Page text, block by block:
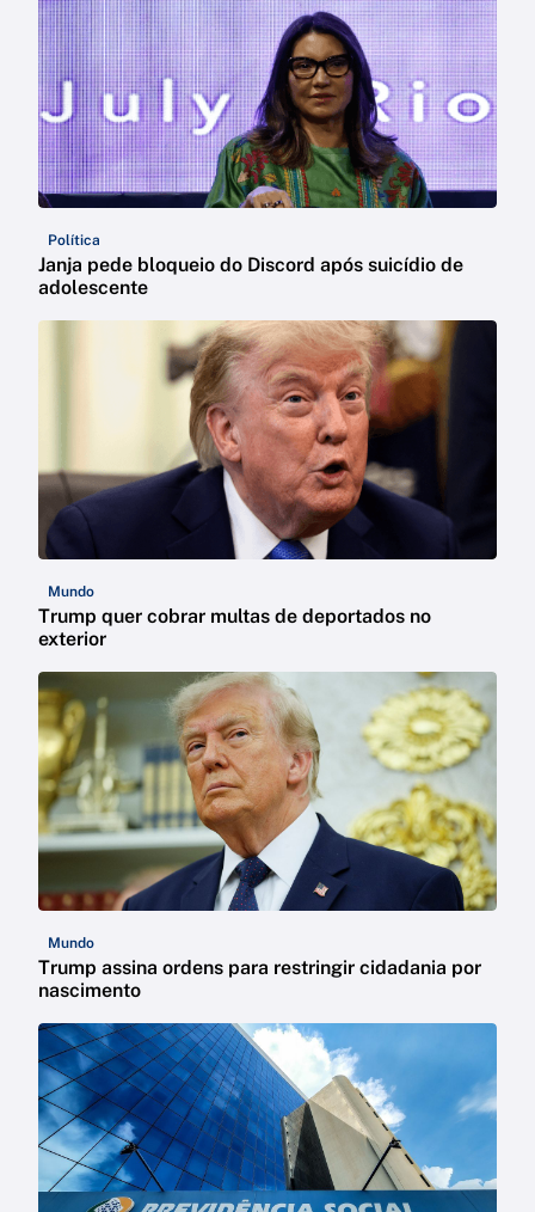
Política
Janja pede bloqueio do Discord após suicídio de
adolescente
Mundo
Trump quer cobrar multas de deportados no
exterior
Mundo
Trump assina ordens para restringir cidadania por
nascimento